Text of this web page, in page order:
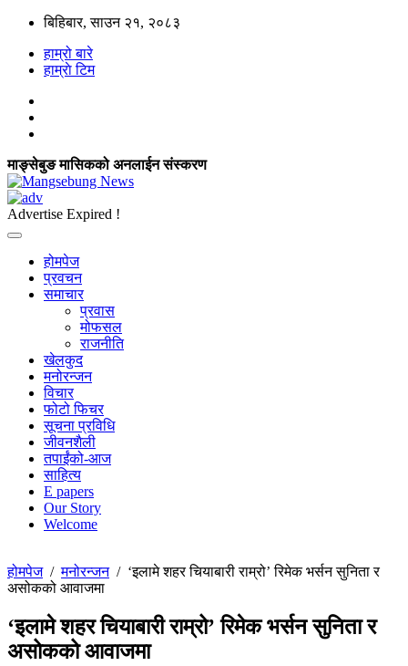
बिहिबार, साउन २१, २०८३
हाम्रो बारे
हाम्राे टिम
माङ्सेबुङ मासिकको अनलाईन संस्करण
Advertise Expired !
होमपेज
प्रवचन
समाचार
प्रवास
मोफसल
राजनीति
खेलकुद
मनोरन्जन
विचार
फोटो फिचर
सूचना प्रविधि
जीवनशैली
तपाईंको-आज
साहित्य
E papers
Our Story
Welcome
होमपेज/मनोरन्जन/ ‘इलामे शहर चियाबारी राम्रो’ रिमेक भर्सन सुनिता र
असोकको आवाजमा
‘इलामे शहर चियाबारी राम्रो’ रिमेक भर्सन सुनिता र
असोकको आवाजमा